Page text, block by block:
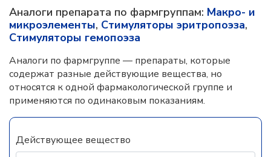
Аналоги препарата по фармгруппам: Макро- и
микроэлементы, Стимуляторы эритропоэза,
Стимуляторы гемопоэза
Аналоги по фармгруппе — препараты, которые
содержат разные действующие вещества, но
относятся к одной фармакологической группе и
применяются по одинаковым показаниям.
Действующее вещество